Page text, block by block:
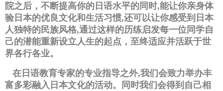
院之后， 不断提高你的日语水平的同时,能让你亲身体
验日本的优良文化和生活习惯,还可以让你感受到日本
人独特的民族风格,通过这样的历练启发每一位同学自
己的潜能重新设立人生的起点，至终适应并活跃于世
界各行各业。
在日语教育专家的专业指导之外,我们会致力举办丰
富多彩融入日本文化的活动。
同时我们会得到自己相